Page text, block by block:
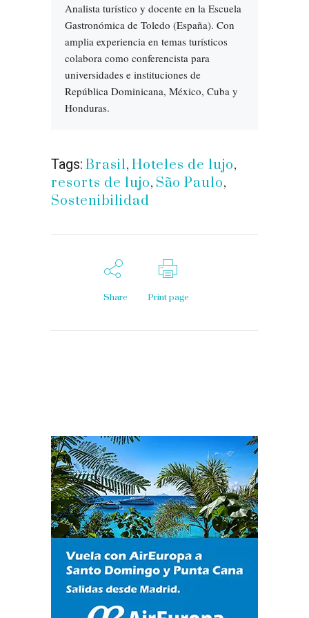
Analista turístico y docente en la Escuela
Gastronómica de Toledo (España). Con
amplia experiencia en temas turísticos
colabora como conferencista para
universidades e instituciones de
República Dominicana, México, Cuba y
Honduras.
Tags: Brasil, Hoteles de lujo,
resorts de lujo, São Paulo,
Sostenibilidad
Share Print page